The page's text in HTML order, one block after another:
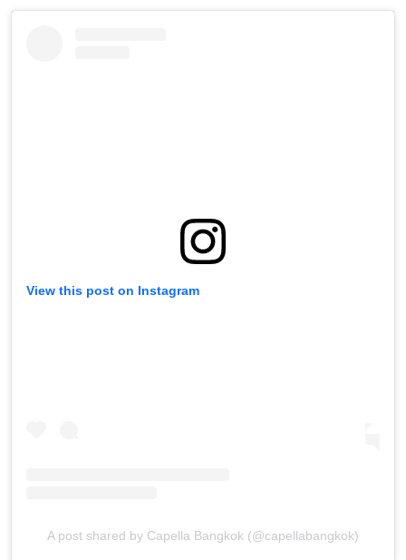
View this post on Instagram
A post shared by Capella Bangkok (@capellabangkok)